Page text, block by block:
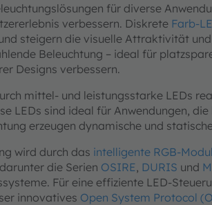
für diverse
verbessern. Diskrete Farb-
steigern die visuelle Attraktivität
Beleuchtung – ideal für
Designs verbessern.
mittel- und leistungsstarke LEDs
LEDs sind ideal für Anwendungen,
erzeugen dynamische und
wird durch das intelligente RGB-
die Serien OSIRE DURIS und
Für eine effiziente LED-
innovatives Open System Protocol